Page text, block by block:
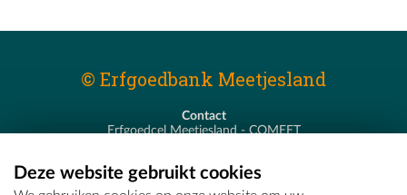
© Erfgoedbank Meetjesland
Contact
Erfgoedcel Meetjesland - COMEET
T - 09 373 75 96
Deze website gebruikt cookies